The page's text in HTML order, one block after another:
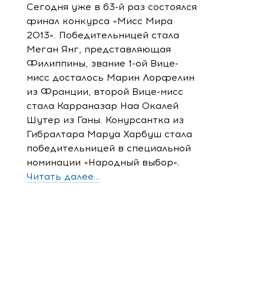
Сегодня уже в 63-й раз состоялся
финал конкурса «Мисс Мира
2013». Победительницей стала
Меган Янг, представляющая
Филиппины, звание 1-ой Вице-
мисс досталось Марин Лорфелин
из Франции, второй Вице-мисс
стала Карраназар Наа Окалей
Шутер из Ганы. Конурсантка из
Гибралтара Маруа Харбуш стала
победительницей в специальной
номинации «Народный выбор».
Читать далее...